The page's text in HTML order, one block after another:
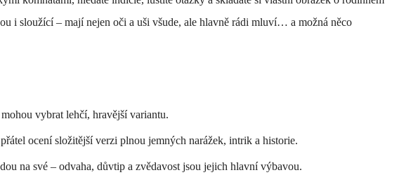
i sloužící – mají nejen oči a uši všude, ale hlavně rádi mluví… a možná něco
vybrat lehčí, hravější variantu.
ocení složitější verzi plnou jemných narážek, intrik a historie.
na své – odvaha, důvtip a zvědavost jsou jejich hlavní výbavou.